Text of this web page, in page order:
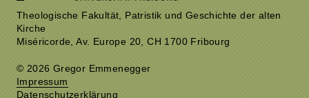
XXXII. AD METEMPSYCHOSIS ET METENSOMATOSIS.
XXXVII. DE AETATE ANIMAE.
Theologische Fakultät, Patristik und Geschichte der alten
Kirche
Miséricorde, Av. Europe 20, CH 1700 Fribourg
© 2026 Gregor Emmenegger
Impressum
Datenschutzerklärung